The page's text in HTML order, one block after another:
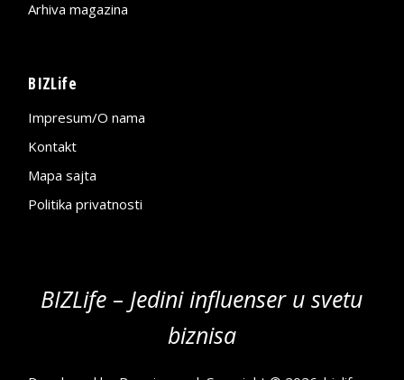
Arhiva magazina
BIZLife
Impresum/O nama
Kontakt
Mapa sajta
Politika privatnosti
BIZLife – Jedini influenser u svetu
biznisa